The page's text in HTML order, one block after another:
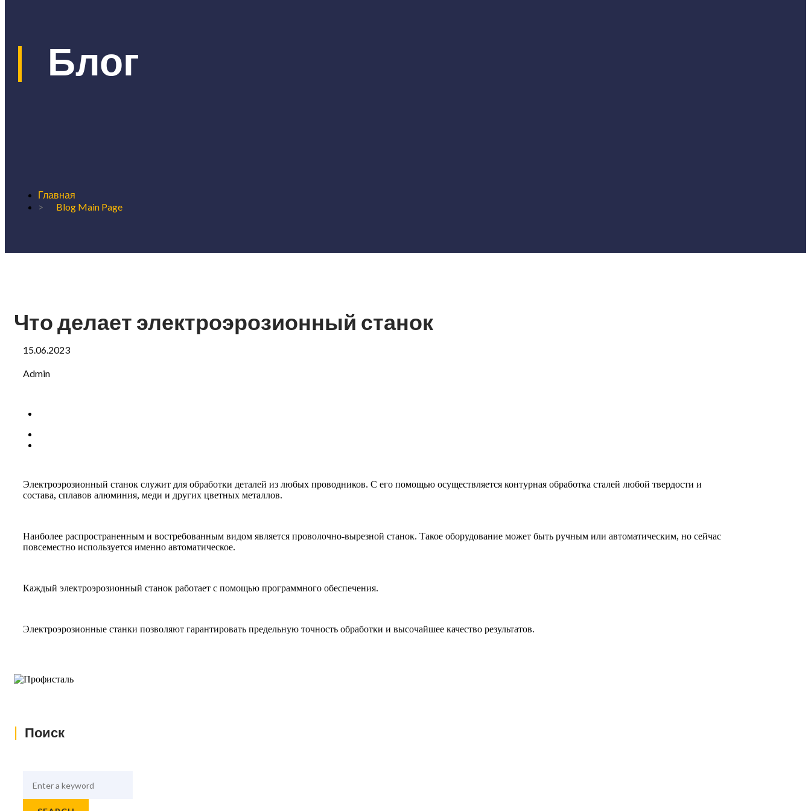
| Блог
Главная
>
Blog Main Page
Что делает электроэрозионный станок
15.06.2023
Admin
Электроэрозионный станок служит для обработки деталей из любых проводников. С его помощью осуществляется контурная обработка сталей любой твердости и
состава, сплавов алюминия, меди и других цветных металлов.
Наиболее распространенным и востребованным видом является проволочно-вырезной станок. Такое оборудование может быть ручным или автоматическим, но сейчас
повсеместно используется именно автоматическое.
Каждый электроэрозионный станок работает с помощью программного обеспечения.
Электроэрозионные станки позволяют гарантировать предельную точность обработки и высочайшее качество результатов.
Поиск